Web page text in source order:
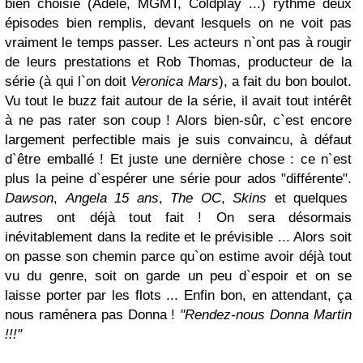
bien choisie (Adele, MGMT, Coldplay ...) rythme deux
épisodes bien remplis, devant lesquels on ne voit pas
vraiment le temps passer. Les acteurs n`ont pas à rougir
de leurs prestations et Rob Thomas, producteur de la
série (à qui l`on doit Veronica Mars), a fait du bon boulot.
Vu tout le buzz fait autour de la série, il avait tout intérêt
à ne pas rater son coup ! Alors bien-sûr, c`est encore
largement perfectible mais je suis convaincu, à défaut
d`être emballé ! Et juste une dernière chose : ce n`est
plus la peine d`espérer une série pour ados "différente".
Dawson,Angela 15 ans, The OC,Skins et quelques
autres ont déjà tout fait ! On sera désormais
inévitablement dans la redite et le prévisible ... Alors soit
on passe son chemin parce qu`on estime avoir déjà tout
vu du genre, soit on garde un peu d`espoir et on se
laisse porter par les flots ... Enfin bon, en attendant, ça
nous raménera pas Donna ! "Rendez-nous Donna Martin
!!!"